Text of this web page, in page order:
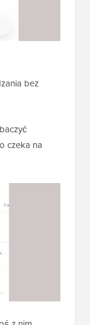
bez
czeka na